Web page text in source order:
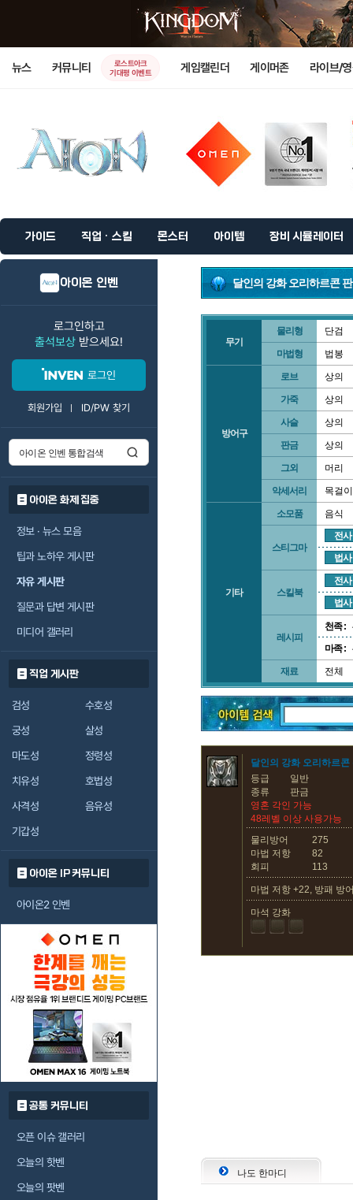
뉴스 커뮤니티
로스트아크
기대평 이벤트
게임캘린더 게이머존 라이브/
가이드 직업 · 스킬 몬스터 아이템 장비 시뮬레이터
아이온 인벤
로그인하고
출석보상 받으세요!
로그인
회원가입 ID/PW 찾기
아이온 화제 집중
정보 · 뉴스 모음
팁과 노하우 게시판
자유 게시판
질문과 답변 게시판
미디어 갤러리
직업 게시판
검성
수호성
궁성
살성
마도성
정령성
치유성
호법성
사격성
음유성
기갑성
아이온 IP 커뮤니티
아이온2 인벤
공통 커뮤니티
오픈 이슈 갤러리
오늘의 핫벤
오늘의 팟벤
달인의 강화 오리하르콘
무기
물리형 단검
마법형 법봉
방어구
로브 상의
가죽 상의
사슬 상의
판금 상의
그외 머리
악세서리 목걸이
기타
소모품 음식
스티그마
전사
법사
스킬북
전사
법사
레시피
천족 :
마족 :
재료 전체
달인의 강화 오리하르콘
등급
일반
종류
판금
영혼 각인 가능
48레벨 이상 사용가능
물리방어
275
마법 저항
82
회피
113
마법 저항 +22, 방패 방
마석 강화
나도 한마디